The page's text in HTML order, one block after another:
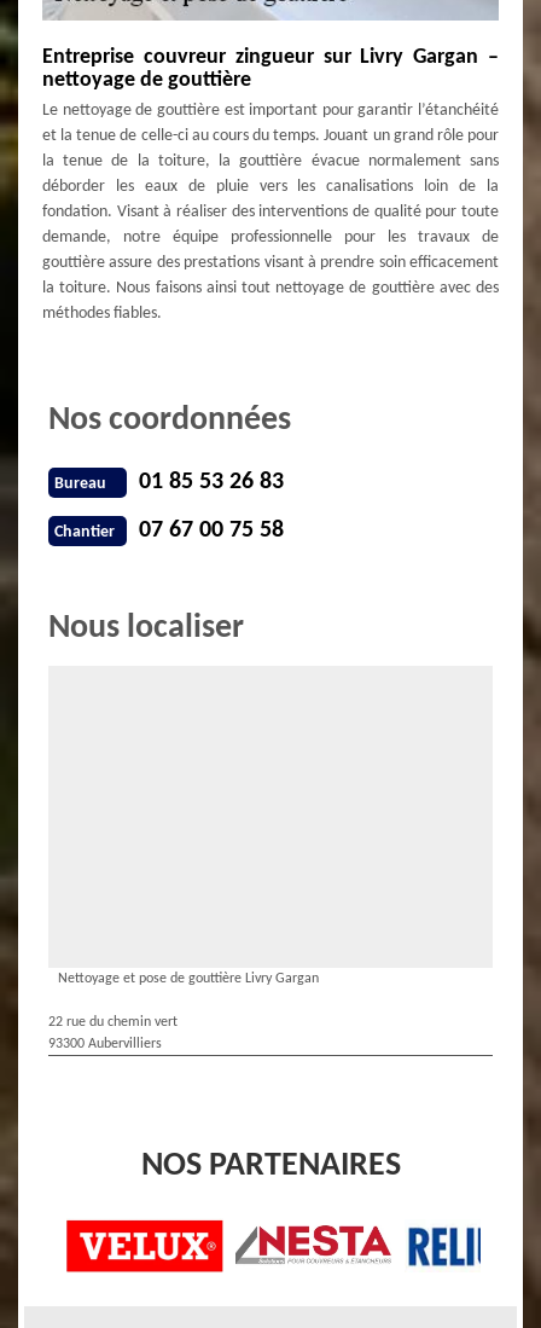
Entreprise couvreur zingueur sur Livry Gargan –
nettoyage de gouttière
Le nettoyage de gouttière est important pour garantir l’étanchéité
et la tenue de celle-ci au cours du temps. Jouant un grand rôle pour
la tenue de la toiture, la gouttière évacue normalement sans
déborder les eaux de pluie vers les canalisations loin de la
fondation. Visant à réaliser des interventions de qualité pour toute
demande, notre équipe professionnelle pour les travaux de
gouttière assure des prestations visant à prendre soin efficacement
la toiture. Nous faisons ainsi tout nettoyage de gouttière avec des
méthodes fiables.
Nos coordonnées
Bureau 01 85 53 26 83
Chantier 07 67 00 75 58
Nous localiser
Nettoyage et pose de gouttière Livry Gargan
22 rue du chemin vert
93300 Aubervilliers
NOS PARTENAIRES